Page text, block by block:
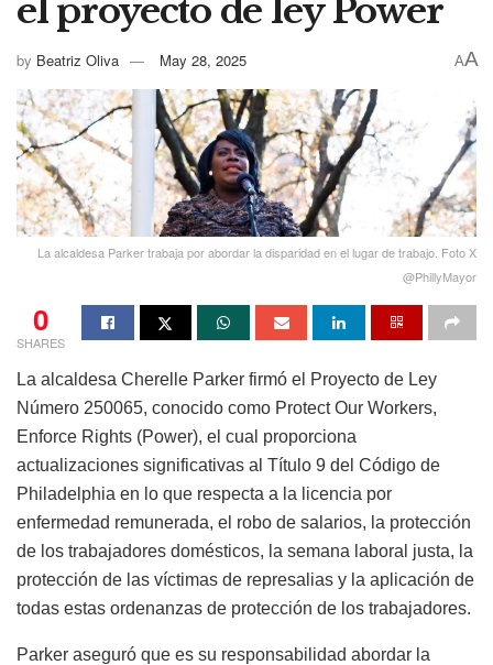
el proyecto de ley Power
by Beatriz Oliva May 28, 2025 AA
La alcaldesa Parker trabaja por abordar la disparidad en el lugar de trabajo. Foto X
@PhillyMayor
0
SHARES
La alcaldesa Cherelle Parker firmó el Proyecto de Ley
Número 250065, conocido como Protect Our Workers,
Enforce Rights (Power), el cual proporciona
actualizaciones significativas al Título 9 del Código de
Philadelphia en lo que respecta a la licencia por
enfermedad remunerada, el robo de salarios, la protección
de los trabajadores domésticos, la semana laboral justa, la
protección de las víctimas de represalias y la aplicación de
todas estas ordenanzas de protección de los trabajadores.
Parker aseguró que es su responsabilidad abordar la